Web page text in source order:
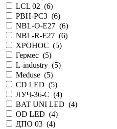
LCL 02 (6)
PBH-PC3 (6)
NBL-O-E27 (6)
NBL-R-E27 (6)
ХРОНОС (5)
Гермес (5)
L-industry (5)
Meduse (5)
CD LED (5)
ЛУЧ-36-С (4)
BAT UNI LED (4)
OD LED (4)
ДПО 03 (4)